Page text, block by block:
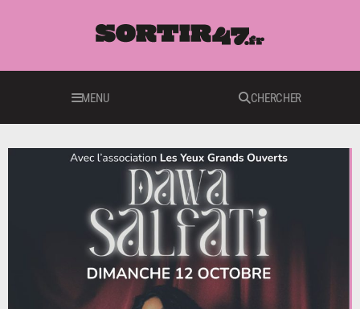
MENU CHERCHER